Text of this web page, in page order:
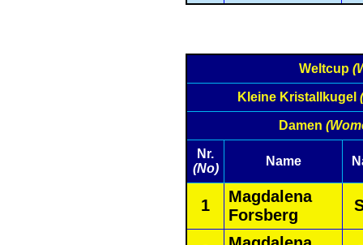
Weltcup
Kleine Kristallkugel
Damen
Nr.
(No)
Name
1
Magdalena
Forsberg